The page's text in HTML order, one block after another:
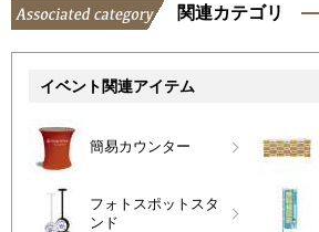
関連カテゴリ
イベント関連アイテム
簡易カウンター
フォトスポットスタ
ンド